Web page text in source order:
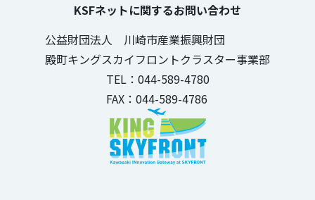
KSFネットに関するお問い合わせ
公益財団法人 川崎市産業振興財団
殿町キングスカイフロントクラスター事業部
TEL：044-589-4780
FAX：044-589-4786